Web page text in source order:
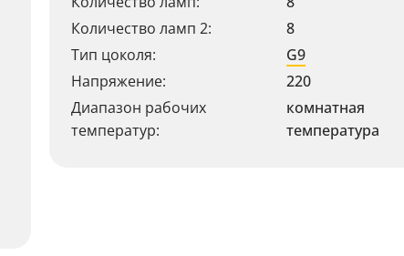
Количество ламп 2:
8
Тип цоколя:
G9
Напряжение:
220
Диапазон рабочих
температур:
комнатная
температура